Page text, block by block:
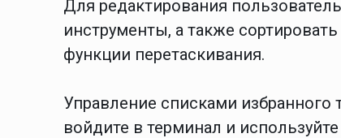
Для редактирования
инструменты, а также
функции перетаскивания.
Управление списками
войдите в терминал и